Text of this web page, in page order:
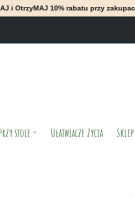
10% rabatu przy zakupach
stole Ułatwiacze życia